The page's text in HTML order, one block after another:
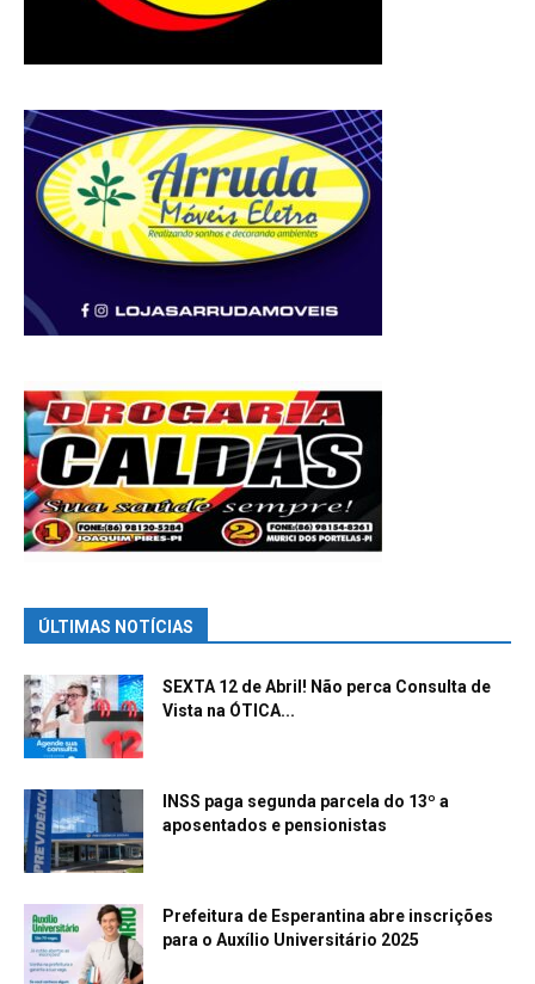
ÚLTIMAS NOTÍCIAS
SEXTA 12 de Abril! Não perca Consulta de
Vista na ÓTICA...
INSS paga segunda parcela do 13º a
aposentados e pensionistas
Prefeitura de Esperantina abre inscrições
para o Auxílio Universitário 2025